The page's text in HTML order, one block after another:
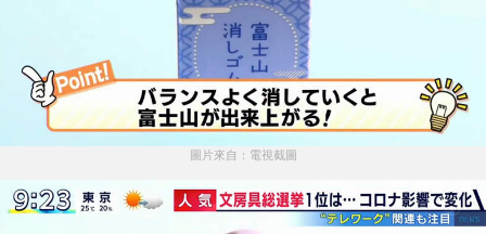
圖片來自：電視截圖